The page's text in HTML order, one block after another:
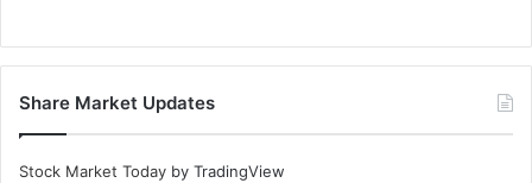
Share Market Updates
Stock Market Today by TradingView